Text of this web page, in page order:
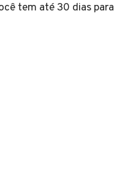
tem até 30 dias para